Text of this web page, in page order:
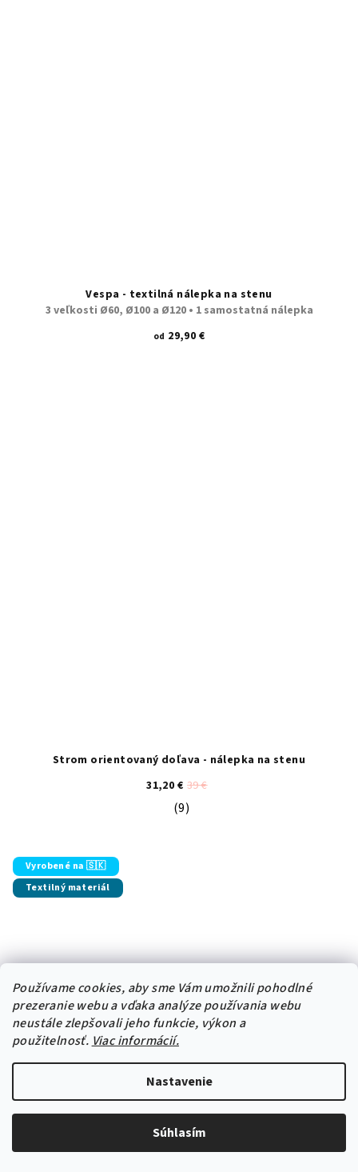
Používame cookies, aby sme Vám umožnili pohodlné
prezeranie webu a vďaka analýze používania webu
neustále zlepšovali jeho funkcie, výkon a
použitelnosť. Viac informácií.
Nastavenie
Súhlasím
Vespa - textilná nálepka na stenu
3 veľkosti Ø60, Ø100 a Ø120 • 1 samostatná nálepka
od 29,90 €
Strom orientovaný doľava - nálepka na stenu
31,20 € 39 €
Priemerné hodnotenie produktu
(9)
Vyrobené na 🇸🇰
Textilný materiál